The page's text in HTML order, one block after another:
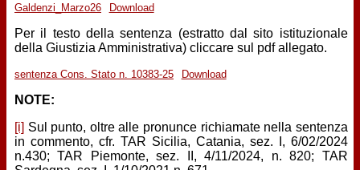
Galdenzi_Marzo26 Download
Per il testo della sentenza (estratto dal sito istituzionale
della Giustizia Amministrativa) cliccare sul pdf allegato.
sentenza Cons. Stato n. 10383-25 Download
NOTE:
[i] Sul punto, oltre alle pronunce richiamate nella sentenza
in commento, cfr. TAR Sicilia, Catania, sez. I, 6/02/2024
n.430; TAR Piemonte, sez. II, 4/11/2024, n. 820; TAR